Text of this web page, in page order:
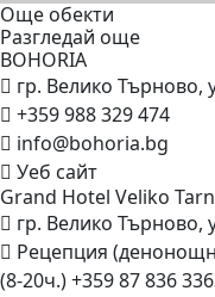
Още обекти
Разгледай още
BOHORIA
гр. Велико Търново,
+359 988 329 474
info@bohoria.bg
Уеб сайт
Grand Hotel Veliko
гр. Велико Търново,
Рецепция
(8-20ч.) +359 87 836